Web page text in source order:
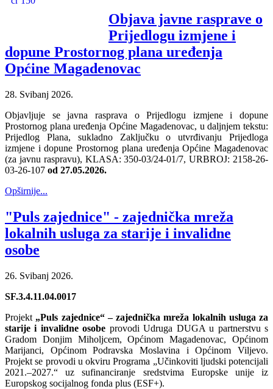
Objava javne rasprave o
Prijedlogu izmjene i
dopune Prostornog plana uređenja
Općine Magadenovac
28. Svibanj 2026.
Objavljuje se javna rasprava o Prijedlogu izmjene i dopune
Prostornog plana uređenja Općine Magadenovac, u daljnjem tekstu:
Prijedlog Plana, sukladno Zaključku o utvrđivanju Prijedloga
izmjene i dopune Prostornog plana uređenja Općine Magadenovac
(za javnu raspravu), KLASA: 350-03/24-01/7, URBROJ: 2158-26-
03-26-107 od 27.05.2026.
Opširnije...
"Puls zajednice" - zajednička mreža
lokalnih usluga za starije i invalidne
osobe
26. Svibanj 2026.
SF.3.4.11.04.0017
Projekt „Puls zajednice“ – zajednička mreža lokalnih usluga za
starije i invalidne osobe provodi Udruga DUGA u partnerstvu s
Gradom Donjim Miholjcem, Općinom Magadenovac, Općinom
Marijanci, Općinom Podravska Moslavina i Općinom Viljevo.
Projekt se provodi u okviru Programa „Učinkoviti ljudski potencijali
2021.–2027.“ uz sufinanciranje sredstvima Europske unije iz
Europskog socijalnog fonda plus (ESF+).